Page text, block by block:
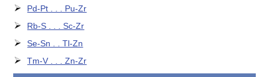
Pd-Pt . . . Pu-Zr
Rb-S . . . Sc-Zr
Se-Sn . . Tl-Zn
Tm-V . . . Zn-Zr